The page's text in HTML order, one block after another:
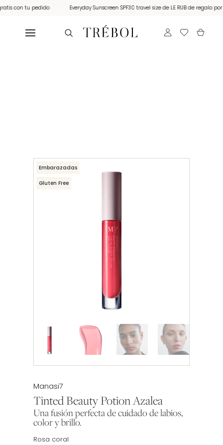
tu pedido Everyday Sunscreen SPF30 travel size de LE RUB de regalo por
Embarazadas
Gluten Free
Manasi7
Tinted Beauty Potion Azalea
Una fusión perfecta de cuidado de labios,
color y brillo.
Rosa coral